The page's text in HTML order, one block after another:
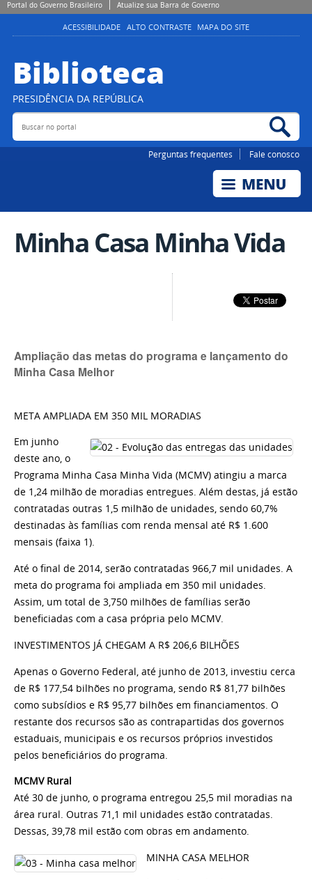
Portal do Governo Brasileiro Atualize sua Barra de Governo
ACESSIBILIDADE ALTO CONTRASTE MAPA DO SITE
Biblioteca
PRESIDÊNCIA DA REPÚBLICA
Buscar no portal
Perguntas frequentes Fale conosco
Minha Casa Minha Vida
Ampliação das metas do programa e lançamento do
Minha Casa Melhor
META AMPLIADA EM 350 MIL MORADIAS
Em junho
deste ano, o
Programa Minha Casa Minha Vida (MCMV) atingiu a marca
de 1,24 milhão de moradias entregues. Além destas, já estão
contratadas outras 1,5 milhão de unidades, sendo 60,7%
destinadas às famílias com renda mensal até R$ 1.600
mensais (faixa 1).
Até o final de 2014, serão contratadas 966,7 mil unidades. A
meta do programa foi ampliada em 350 mil unidades.
Assim, um total de 3,750 milhões de famílias serão
beneficiadas com a casa própria pelo MCMV.
INVESTIMENTOS JÁ CHEGAM A R$ 206,6 BILHÕES
Apenas o Governo Federal, até junho de 2013, investiu cerca
de R$ 177,54 bilhões no programa, sendo R$ 81,77 bilhões
como subsídios e R$ 95,77 bilhões em financiamentos. O
restante dos recursos são as contrapartidas dos governos
estaduais, municipais e os recursos próprios investidos
pelos beneficiários do programa.
MCMV Rural
Até 30 de junho, o programa entregou 25,5 mil moradias na
área rural. Outras 71,1 mil unidades estão contratadas.
Dessas, 39,78 mil estão com obras em andamento.
MINHA CASA MELHOR